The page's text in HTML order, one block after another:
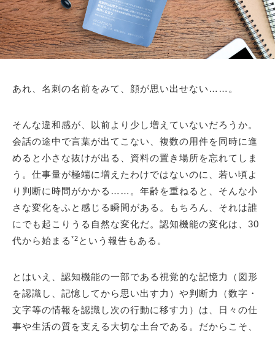
あれ、名刺の名前をみて、顔が思い出せない……。
そんな違和感が、以前より少し増えていないだろうか。
会話の途中で言葉が出てこない、複数の用件を同時に進
めると小さな抜けが出る、資料の置き場所を忘れてしま
う。仕事量が極端に増えたわけではないのに、若い頃よ
り判断に時間がかかる……。年齢を重ねると、そんな小
さな変化をふと感じる瞬間がある。もちろん、それは誰
にでも起こりうる自然な変化だ。認知機能の変化は、30
代から始まる *2 という報告もある。
とはいえ、認知機能の一部である視覚的な記憶力（図形
を認識し、記憶してから思い出す力）や判断力（数字・
文字等の情報を認識し次の行動に移す力）は、日々の仕
事や生活の質を支える大切な土台である。だからこそ、